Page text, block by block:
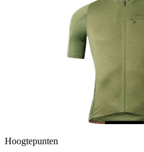
Hoogtepunten